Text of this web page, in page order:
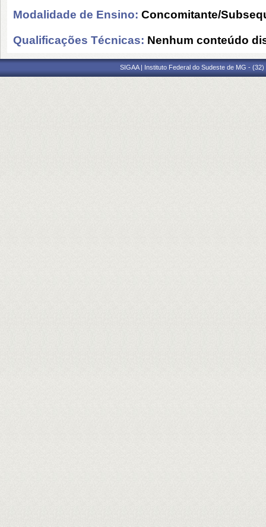
Modalidade de Ensino: Concomitante/
Qualificações Técnicas: Nenhum conteúdo
SIGAA | Instituto Federal do Sudeste de MG -